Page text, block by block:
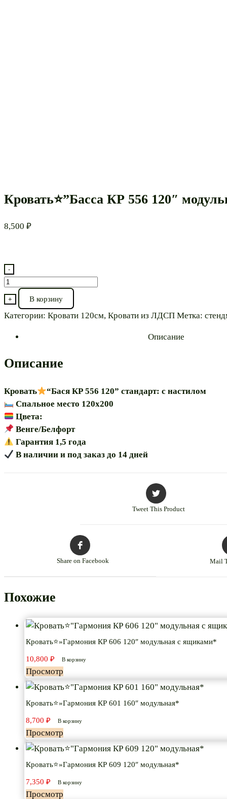
Кровать⭐”Басса КР 556 120″
8,500 ₽
-
Количество
товара
Кровать⭐”Басса
КР
модульная*
+ В корзину
Категории: Кровати 120см, Кровати из ЛДСП Метка:
Описание
Описание
Кровать
“Бася КР 556 120” стандарт: с настилом
Спальное место 120х200
Цвета:
Венге/Белфорт
Гарантия 1,5 года
В наличии и под заказ до 14 дней
Tweet This Product
Share on Facebook Mail
Похожие
Кровать⭐»Гармония КР 606 120″ модульная с ящиками*
10,800 ₽ В корзину
Просмотр
Кровать⭐»Гармония КР 601 160″ модульная*
8,700 ₽ В корзину
Просмотр
Кровать⭐»Гармония КР 609 120″ модульная*
7,350 ₽ В корзину
Просмотр